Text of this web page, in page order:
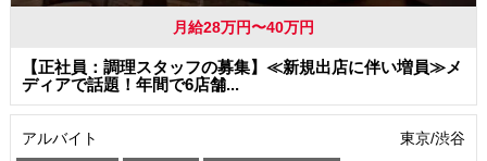
月給28万円〜40万円
【正社員：調理スタッフの募集】≪新規出店に伴い増員≫メ
ディアで話題！年間で6店舗...
アルバイト 東京/渋谷